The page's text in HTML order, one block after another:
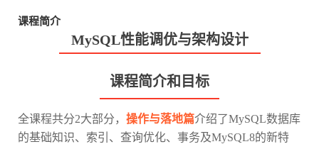
课程简介
MySQL性能调优与架构设计
课程简介和目标
全课程共分2大部分， 操作与落地篇介绍了MySQL数据库
的基础知识、索引、查询优化、事务及MySQL8的新特